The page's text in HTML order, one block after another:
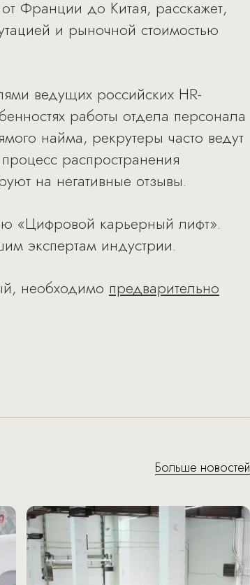
Франции до Китая, расскажет,
и рыночной стоимостью
ведущих российских HR-
работы отдела персонала
найма, рекрутеры часто ведут
распространения
на негативные отзывы.
«Цифровой карьерный лифт».
экспертам индустрии.
необходимо предварительно
Больше новостей